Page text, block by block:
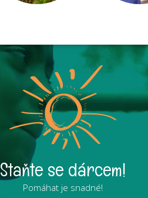
Staňte se dárcem!
Pomáhat je snadné!